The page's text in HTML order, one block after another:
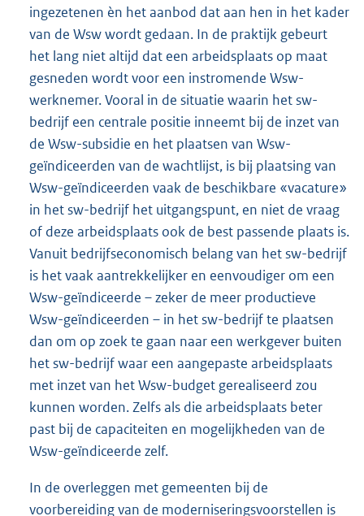
ingezetenen èn het aanbod dat aan hen in het kader
van de Wsw wordt gedaan. In de praktijk gebeurt
het lang niet altijd dat een arbeidsplaats op maat
gesneden wordt voor een instromende Wsw-
werknemer. Vooral in de situatie waarin het sw-
bedrijf een centrale positie inneemt bij de inzet van
de Wsw-subsidie en het plaatsen van Wsw-
geïndiceerden van de wachtlijst, is bij plaatsing van
Wsw-geïndiceerden vaak de beschikbare «vacature»
in het sw-bedrijf het uitgangspunt, en niet de vraag
of deze arbeidsplaats ook de best passende plaats is.
Vanuit bedrijfseconomisch belang van het sw-bedrijf
is het vaak aantrekkelijker en eenvoudiger om een
Wsw-geïndiceerde – zeker de meer productieve
Wsw-geïndiceerden – in het sw-bedrijf te plaatsen
dan om op zoek te gaan naar een werkgever buiten
het sw-bedrijf waar een aangepaste arbeidsplaats
met inzet van het Wsw-budget gerealiseerd zou
kunnen worden. Zelfs als die arbeidsplaats beter
past bij de capaciteiten en mogelijkheden van de
Wsw-geïndiceerde zelf.
In de overleggen met gemeenten bij de
voorbereiding van de moderniseringsvoorstellen is